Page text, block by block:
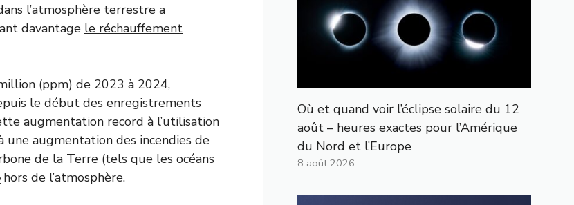
l’atmosphère terrestre a
davantage le réchauffement
(ppm) de 2023 à 2024,
le début des enregistrements
augmentation record à l’utilisation
une augmentation des incendies de
de la Terre (tels que les océans
hors de l’atmosphère.
Où et quand voir l’éclipse solaire du 12
août – heures exactes pour l’Amérique
du Nord et l’Europe
8 août 2026